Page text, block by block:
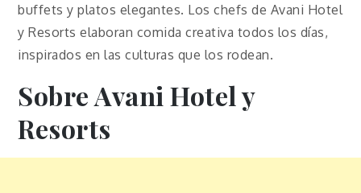
buffets y platos elegantes. Los chefs de Avani Hotel
y Resorts elaboran comida creativa todos los días,
inspirados en las culturas que los rodean.
Sobre Avani Hotel y
Resorts